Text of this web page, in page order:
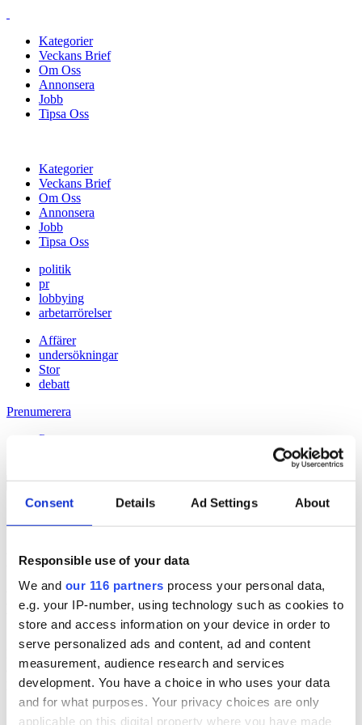
Consent Details Ad Settings About
Responsible use of your data
We and our 116 partners process your personal data,
e.g. your IP-number, using technology such as cookies to
store and access information on your device in order to
serve personalized ads and content, ad and content
measurement, audience research and services
development. You have a choice in who uses your data
and for what purposes. Your privacy choices are only
applicable on this digital property where you have made
Kategorier
Veckans Brief
Om Oss
Annonsera
Jobb
Tipsa Oss
Kategorier
Veckans Brief
Om Oss
Annonsera
Jobb
Tipsa Oss
politik
pr
lobbying
arbetarrörelser
Affärer
undersökningar
Stor
debatt
Prenumerera
Prenumerera
26 Jun 2015
De får lämna Computer Sweden
Håll dig uppdaterad med
Veckans Brief!
Få exklusiv tillgång till Veckans Brief, den essentiella läsningen för
alla som driver opinionsbildning och samhällsförändring, genom en
prenumeration på Dagens Opinion.
Grundprenumeration